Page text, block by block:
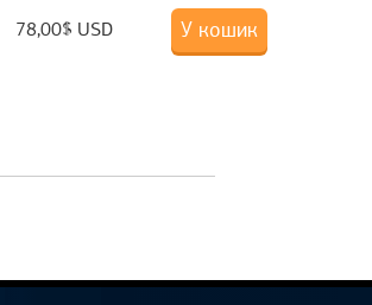
78,00$ USD У кошик